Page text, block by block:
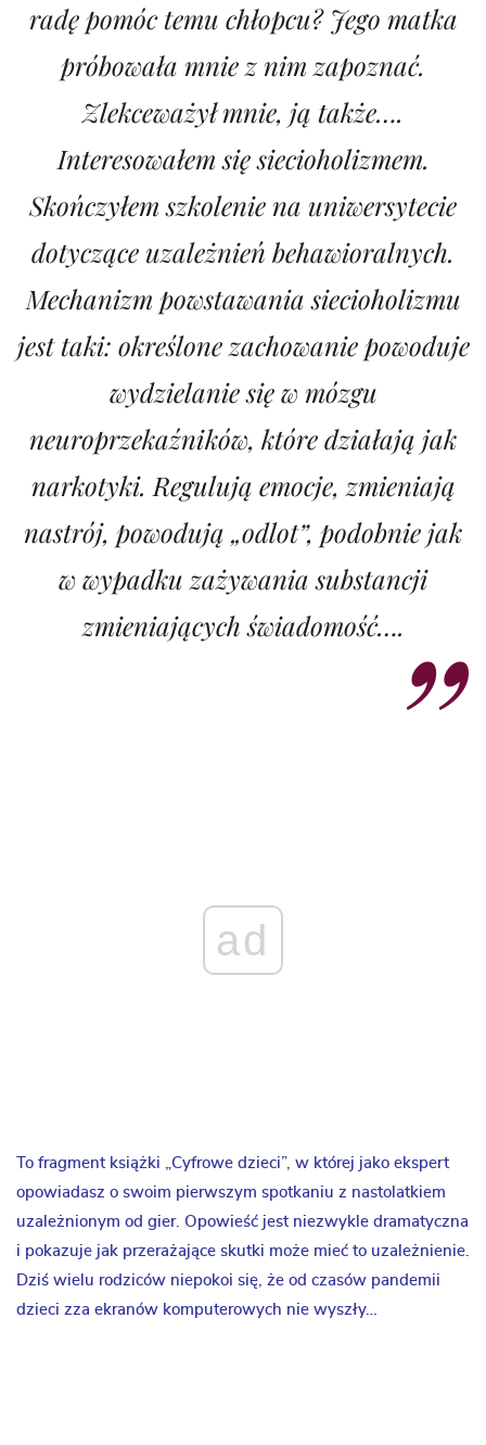
radę pomóc temu chłopcu? Jego matka
próbowała mnie z nim zapoznać.
Zlekceważył mnie, ją także….
Interesowałem się siecioholizmem.
Skończyłem szkolenie na uniwersytecie
dotyczące uzależnień behawioralnych.
Mechanizm powstawania siecioholizmu
jest taki: określone zachowanie powoduje
wydzielanie się w mózgu
neuroprzekaźników, które działają jak
narkotyki. Regulują emocje, zmieniają
nastrój, powodują „odlot”, podobnie jak
w wypadku zażywania substancji
zmieniających świadomość….
ad
To fragment książki „Cyfrowe dzieci”, w której jako ekspert
opowiadasz o swoim pierwszym spotkaniu z nastolatkiem
uzależnionym od gier. Opowieść jest niezwykle dramatyczna
i pokazuje jak przerażające skutki może mieć to uzależnienie.
Dziś wielu rodziców niepokoi się, że od czasów pandemii
dzieci zza ekranów komputerowych nie wyszły…